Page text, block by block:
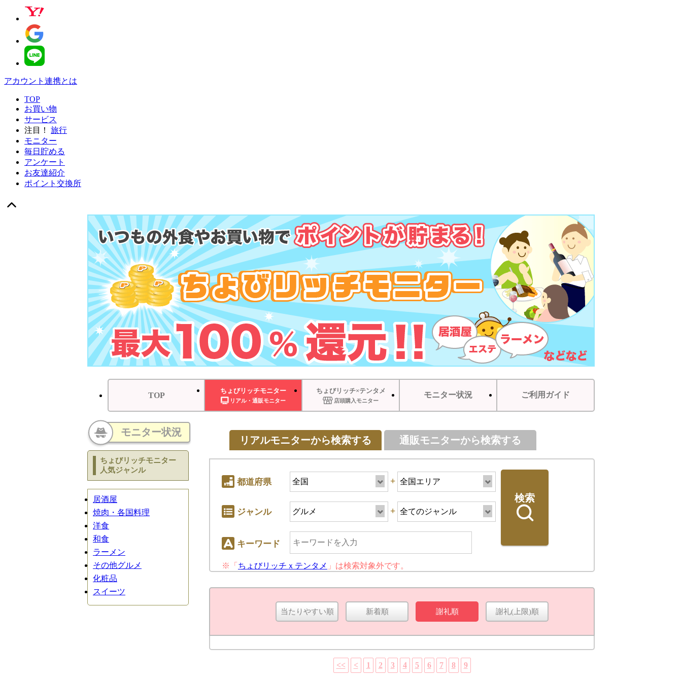
アカウント連携とは
TOP
お買い物
サービス
注目！
旅行
モニター
毎日貯める
アンケート
お友達紹介
ポイント交換所
TOP
ちょびリッチモニター
リアル・通販モニター
ちょびリッチ×テンタメ
店頭購入モニター
モニター状況 ご利用ガイド
モニター状況
ちょびリッチモニター
人気ジャンル
居酒屋
焼肉・各国料理
洋食
和食
ラーメン
その他グルメ
化粧品
スイーツ
リアルモニターから検索する 通販モニターから検索する
都道府県 +
ジャンル +
キーワード
検索
※「 ちょびリッチｘテンタメ 」は検索対象外です。
+
検索
当たりやすい順 新着順 謝礼順 謝礼(上限)順
<< < 1 2 3 4 5 6 7 8 9